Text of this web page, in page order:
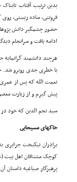
بدین ترتیب آفتاب
فروتنى، ساده زیستى،
حضور چشمگیر دانش
ادامه یافت و سرانجام
هرچند دانشمند
با خطرى جدى روبرو شد.
نعمت الله که پس از عمرى
پیش گیرم و از زیارت
سید نجم الدین که خود در
خاکهاى مسیحایى
برادران نیکبخت
کوچک مشتاقان اهل بیت
پرهیزگار صباغیه داستان